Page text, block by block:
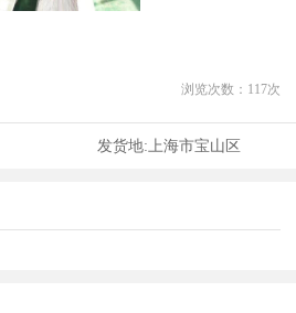
浏览次数： 117次
发货地:上海市宝山区